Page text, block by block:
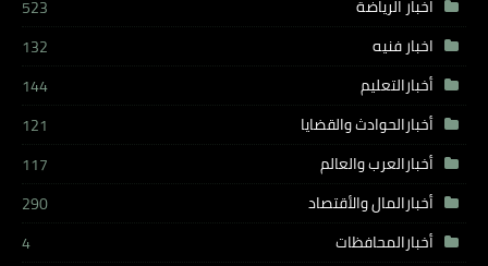
اخبار الرياضة
523
اخبار فنيه
132
أخبارالتعليم
144
أخبارالحوادث والقضايا
121
أخبارالعرب والعالم
117
أخبارالمال والأقتصاد
290
أخبارالمحافظات
4